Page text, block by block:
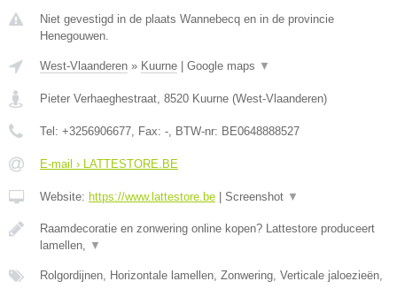
Niet gevestigd in de plaats Wannebecq en in de provincie
Henegouwen.
West-Vlaanderen » Kuurne Google maps ▼
Pieter Verhaeghestraat 8520 Kuurne (West-Vlaanderen)
Tel: +3256906677 , Fax: - , BTW-nr: BE0648888527
E-mail › LATTESTORE.BE
Website: https://www.lattestore.be Screenshot ▼
Raamdecoratie en zonwering online kopen? Lattestore produceert
lamellen,
▼
Rolgordijnen, Horizontale lamellen, Zonwering, Verticale jaloezieën,